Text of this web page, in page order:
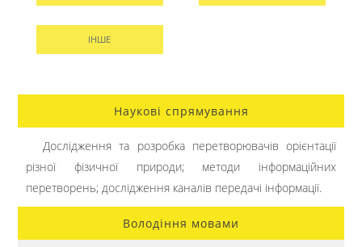
ІНШЕ
Наукові спрямування
Дослідження та розробка перетворювачів орієнтації
різної фізичної природи; методи інформаційних
перетворень; дослідження каналів передачі інформації.
Володіння мовами